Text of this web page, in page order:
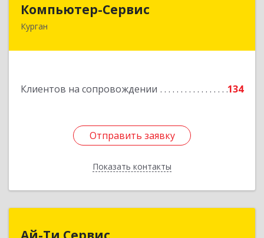
Компьютер-Сервис
Курган
Клиентов на сопровождении 134
Отправить заявку
Показать контакты
Отправить заявку
Назад